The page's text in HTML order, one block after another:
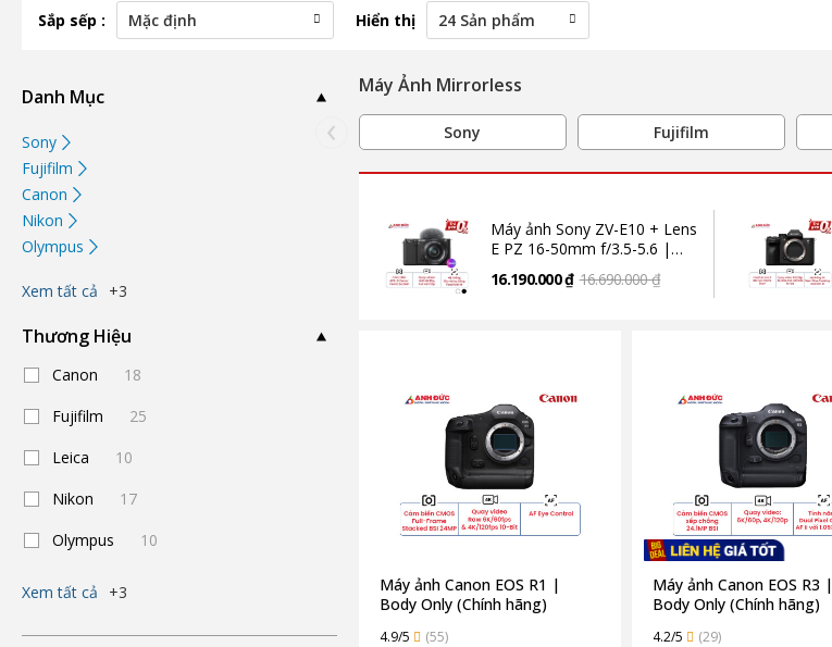
Sắp sếp : Hiển thị
Danh Mục
Sony
Fujifilm
Canon
Nikon
Olympus
Xem tất cả +3
Thương Hiệu
Canon
18
Fujifilm
25
Leica
10
Nikon
17
Olympus
10
Xem tất cả +3
Máy Ảnh Mirrorless
Sony Fujifilm
‹
Máy ảnh Sony ZV-E10 + Lens
E PZ 16-50mm f/3.5-5.6 |
16.190.000 ₫ 16.690.000 ₫
Máy ảnh Canon EOS R1 |
Body Only (Chính hãng)
4.9/5 (55)
Máy ảnh Canon EOS R3 |
Body Only (Chính hãng)
4.2/5 (29)